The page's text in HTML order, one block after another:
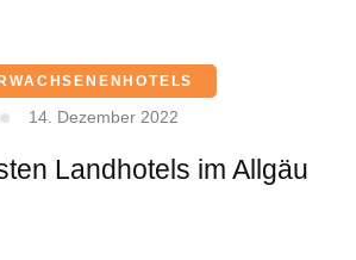
14. Dezember 2022
Landhotels im Allgäu